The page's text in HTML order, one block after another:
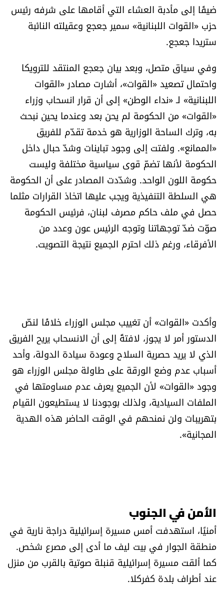
ضيفًا إلى مأدبة العشاء التي أقامها على شرفه رئيس
حزب «القوات اللبنانية» سمير جعجع وعقيلته النائبة
ستريدا جعجع.
وفي سياق متصل، وبعد بيان جعجع المنتقد للترويكا
واحتمال تصعيد «القوات»، أشارت مصادر «القوات
اللبنانية» لـ «نداء الوطن» إلى أن قرار انسحاب وزراء
«القوات» من الحكومة لم يحن بعد وعندما يحين نبحث
به، وترك الساحة الوزارية هو خدمة تقدّم للفريق
«الممانع». ولفتت إلى وجود تباينات وشدّ حبال داخل
الحكومة لأنها تضمّ قوى سياسية مختلفة وليست
حكومة اللون الواحد. وشدّدت المصادر على أن الحكومة
هي السلطة التنفيذية ويجب عليها اتخاذ القرارات مثلما
حصل في ملف حاكم مصرف لبنان، فرئيس الحكومة
صوّت ضدّ توجهاتنا وتوجه الرئيس عون وعدد من
الأفرقاء، ورغم ذلك احترم الجميع نتيجة التصويت.
وأكدت «القوات» أن تغييب مجلس الوزراء خلافًا لنصّ
الدستور أمر لا يجوز، لافتةً إلى أن الانسحاب يريح الفريق
الذي لا يريد حصرية السلاح وعودة سيادة الدولة، وأحد
أسباب عدم وضع الورقة على طاولة مجلس الوزراء هو
وجود «القوات» لأن الجميع يعرف عدم مساومتها في
الملفات السيادية، ولذلك بوجودنا لا يستطيعون القيام
بتهريبات ولن نمنحهم في الوقت الحاضر هذه الهدية
المجانية».
الأمن في الجنوب
أمنيًا، استهدفت أمس مسيرة إسرائيلية دراجة نارية في
منطقة الجوار في بيت ليف ما أدى إلى مصرع شخص.
كما ألقت مسيرة إسرائيلية قنبلة صوتية بالقرب من منزل
عند أطراف بلدة كفركلا.